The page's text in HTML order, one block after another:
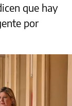
que hay
por